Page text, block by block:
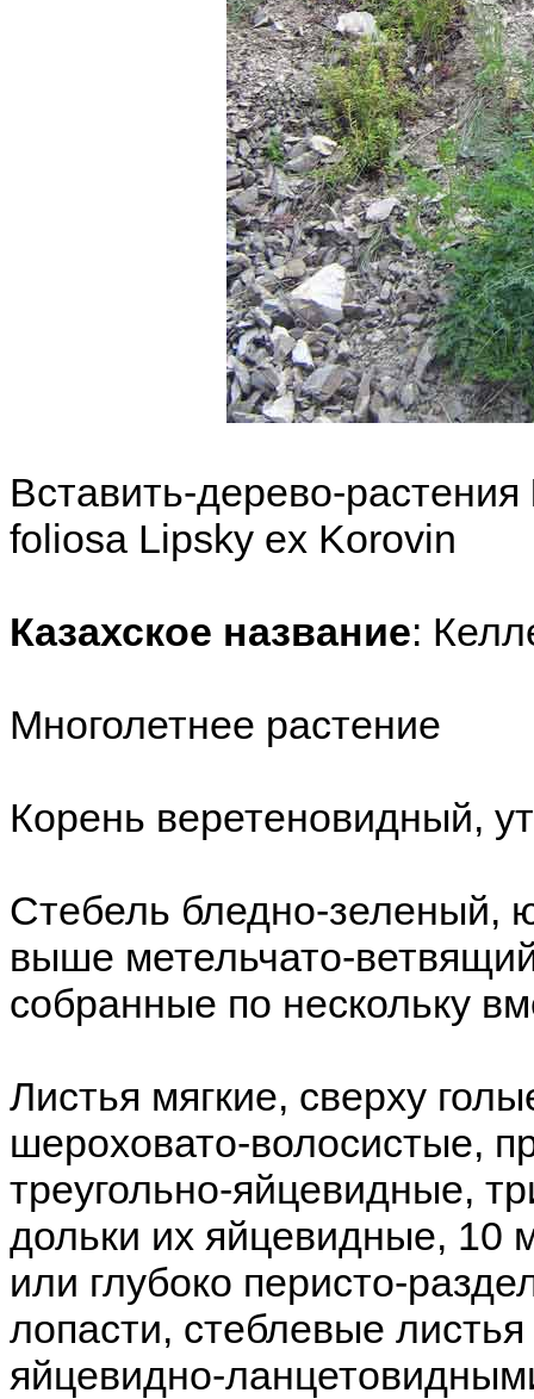
Вставить-дерево-растения
foliosa Lipsky ex Korovin
Казахское название:
Многолетнее растение
Корень веретеновидный,
Стебель бледно-зеленый,
выше метельчато-
собранные по нескольку
Листья мягкие, сверху
шероховато-волосистые,
треугольно-яйцевидные,
дольки их яйцевидные, 10
или глубоко перисто-
лопасти, стеблевые
яйцевидно-